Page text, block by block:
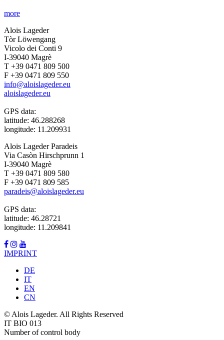
more
Alois Lageder
Tòr Löwengang
Vicolo dei Conti 9
I-39040 Magrè
T +39 0471 809 500
F +39 0471 809 550
info@aloislageder.eu
aloislageder.eu
GPS data:
latitude: 46.288268
longitude: 11.209931
Alois Lageder Paradeis
Via Casòn Hirschprunn 1
I-39040 Magrè
T +39 0471 809 580
F +39 0471 809 585
paradeis@aloislageder.eu
GPS data:
latitude: 46.28721
longitude: 11.209841
IMPRINT
DE
IT
EN
CN
© Alois Lageder. All Rights Reserved
IT BIO 013
Number of control body